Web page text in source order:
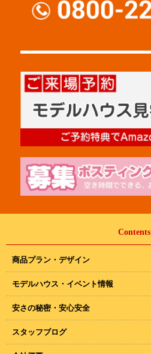
Contents
商品プラン・デザイン
モデルハウス・イベント情報
安さの秘密・安心安全
スタッフブログ